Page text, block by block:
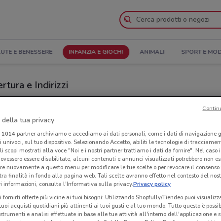
E BENESSERE INFANZIA E GIOCHI ANIMALI SPORT E
e Indirizzi
della tua privacy
1014partner archiviamo e accediamo ai dati personali, come i dati di navigazione
sul tuo dispositivo. Selezionando Accetto, abiliti le tecnologie di
scopi mostrati alla voce "Noi e i nostri partner trattiamo i dati da fornire". Nel caso
essere disabilitate, alcuni contenuti e annunci visualizzati potrebbero non
nuovamente a questo menu per modificare le tue scelte o per revocare il
finalità in fondo alla pagina web. Tali scelte avranno effetto nel contesto del
informazioni, consulta l'Informativa sulla privacy.Privacy policy
fornirti offerte più vicine ai tuoi bisogni: Utilizzando Shopfully/Tiendeo puoi
acquisti quotidiani più attinenti ai tuoi gusti e al tuo mondo. Tutto questo è
e analisi effettuate in base alle tue attività all'interno dell'applicazione e